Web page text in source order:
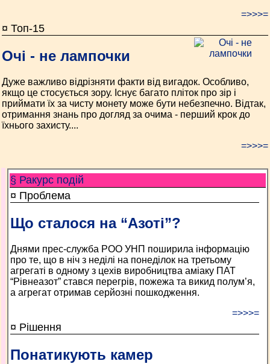
=>>>=
¤ Топ-15
Очі - не лампочки
Дуже важливо відрізняти факти від вигадок. Особливо,
якщо це стосується зору. Існує багато пліток про зір і
приймати їх за чисту монету може бути небезпечно. Відтак,
отримання знань про догляд за очима - перший крок до
їхнього захисту....
=>>>=
§ Ракурс подій
¤ Проблема
Що сталося на “Азоті”?
Днями прес-служба РОО УНП поширила інформацію
про те, що в ніч з неділі на понеділок на третьому
агрегаті в одному з цехів виробництва аміаку ПАТ
“Рівнеазот” стався перегрів, пожежа та викид полум’я,
а агрегат отримав серйозні пошкодження.
=>>>=
¤ Рішення
Понатикують камер